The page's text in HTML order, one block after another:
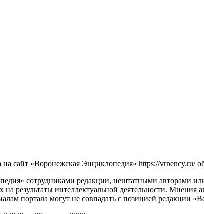
сайт «Воронежская Энциклопедия» https://vrnency.ru/
сотрудниками редакции, нештатными авторами
результаты интеллектуальной деятельности.
портала могут не совпадать с позицией редакции